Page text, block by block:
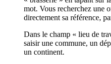
mot. Vous recherchez une
directement sa référence,
Dans le champ « lieu de
saisir une commune, un
un continent.